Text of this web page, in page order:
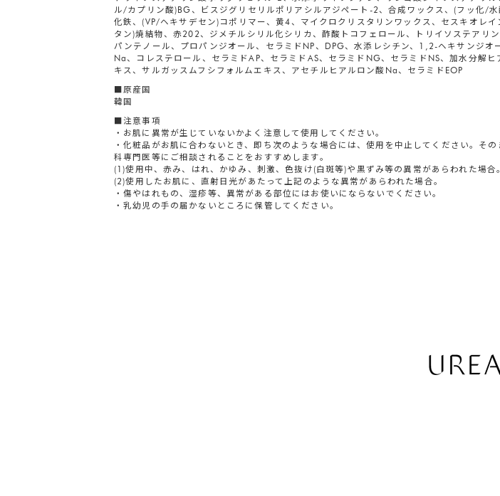
ル/カプリン酸)BG、ビスジグリセリルポリアシルアジペート-2、合成ワックス、(フッ化
化鉄、(VP/ヘキサデセン)コポリマー、黄4、マイクロクリスタリンワックス、セスキオレ
タン)焼結物、赤202、ジメチルシリル化シリカ、酢酸トコフェロール、トリイソステアリ
パンテノール、プロパンジオール、セラミドNP、DPG、水添レシチン、1,2-ヘキサンジ
Na、コレステロール、セラミドAP、セラミドAS、セラミドNG、セラミドNS、加水分解
キス、サルガッスムフシフォルムエキス、アセチルヒアルロン酸Na、セラミドEOP
■原産国
韓国
■注意事項
・お肌に異常が生じていないかよく注意して使用してください。
・化粧品がお肌に合わないとき、即ち次のような場合には、使用を中止してください。そ
科専門医等にご相談されることをおすすめします。
(1)使用中、赤み、はれ、かゆみ、刺激、色抜け(白斑等)や黒ずみ等の異常があらわれた場合
(2)使用したお肌に、直射日光があたって上記のような異常があらわれた場合。
・傷やはれもの、湿疹等、異常がある部位にはお使いにならないでください。
・乳幼児の手の届かないところに保管してください。